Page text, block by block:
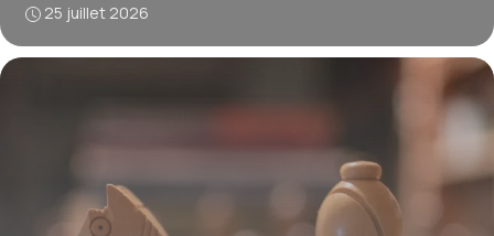
25 juillet 2026